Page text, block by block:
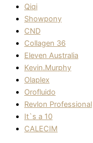
Qiqi
Showpony
CND
Collagen 36
Eleven Australia
Kevin.Murphy
Olaplex
Orofluido
Revlon Professional
It`s a 10
CALECIM